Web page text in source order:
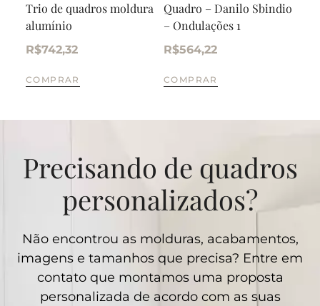
Trio de quadros moldura
alumínio
R$742,32
COMPRAR
Quadro – Danilo Sbindio
– Ondulações 1
R$564,22
COMPRAR
Precisando de quadros
personalizados?
Não encontrou as molduras, acabamentos,
imagens e tamanhos que precisa? Entre em
contato que montamos uma proposta
personalizada de acordo com as suas